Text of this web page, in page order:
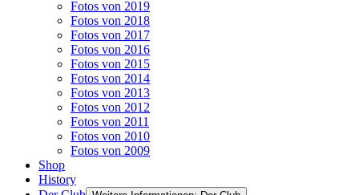
Fotos von 2019
Fotos von 2018
Fotos von 2017
Fotos von 2016
Fotos von 2015
Fotos von 2014
Fotos von 2013
Fotos von 2012
Fotos von 2011
Fotos von 2010
Fotos von 2009
Shop
History